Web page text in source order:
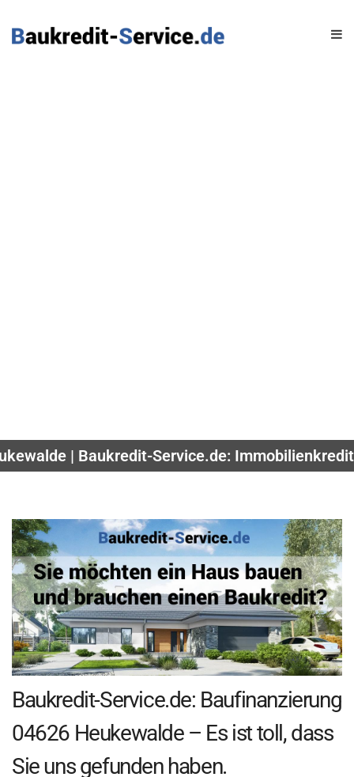
| Baukredit-Service.de:
Baukredit-Service.de: Baufinanzierung
04626 Heukewalde – Es ist toll, dass
Sie uns gefunden haben.